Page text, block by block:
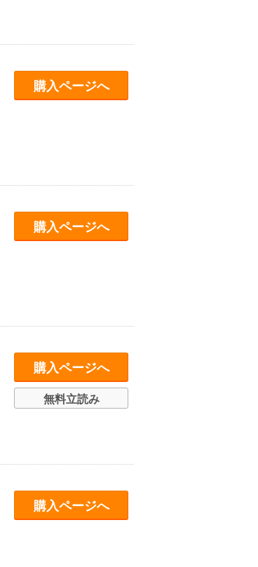
購入ページへ
購入ページへ
購入ページへ
無料立読み
購入ページへ